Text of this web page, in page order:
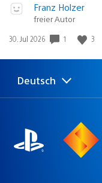
Veröffentlicht
Gewinnspiel
Franz Holzer
freier Autor
Veröffentlichungsdatum:
30. Jul 2026 1 3
Select
a
Aktuelle
Region:
Deutsch